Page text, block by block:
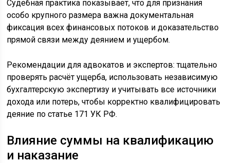
Судебная практика показывает, что для признания
особо крупного размера важна документальная
фиксация всех финансовых потоков и доказательство
прямой связи между деянием и ущербом.
Рекомендации для адвокатов и экспертов: тщательно
проверять расчёт ущерба, использовать независимую
бухгалтерскую экспертизу и учитывать все источники
дохода или потерь, чтобы корректно квалифицировать
деяние по статье 171 УК РФ.
Влияние суммы на квалификацию
и наказание